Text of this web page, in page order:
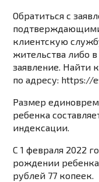
Обратиться с
клиентскую
жительства либо
заявление.
по адресу: https://
Размер
ребенка
индексации.
С 1 февраля 2022
рождении
рублей 77 копеек.